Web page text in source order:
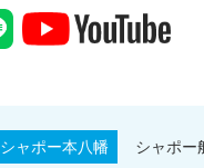
シャポー本八幡 シャポー